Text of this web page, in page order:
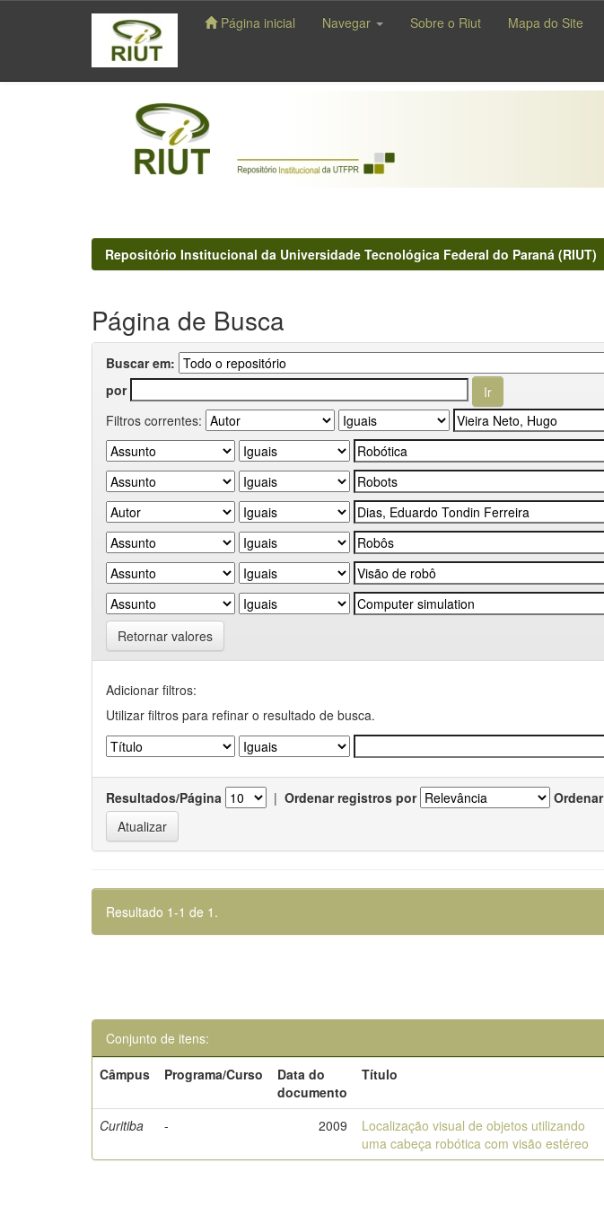
navigation
Página inicial Navegar Sobre o Riut Mapa do Site
Repositório Institucional da Universidade Tecnológica Federal do Paraná (RIUT)
Página de Busca
Buscar em:
por
Filtros correntes:
Retornar valores
Adicionar filtros:
Utilizar filtros para refinar o resultado de busca.
Resultados/Página | Ordenar registros por Ordenar
Resultado 1-1 de 1.
Conjunto de itens:
Câmpus
Programa/Curso
Data do
documento
Título
Curitiba - 2009
Localização visual de objetos utilizando
uma cabeça robótica com visão estéreo